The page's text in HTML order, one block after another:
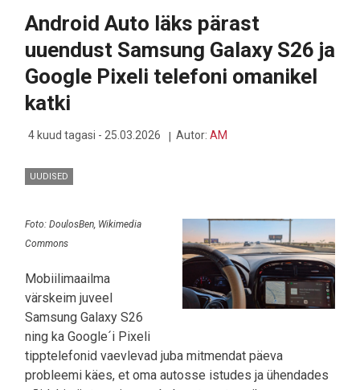
TÄHISTAB
JUUBELIT
TEHISARU
TORMITUULI
Android Auto läks pärast
uuendust Samsung Galaxy S26 ja
Google Pixeli telefoni omanikel
katki
4 kuud tagasi - 25.03.2026 Autor: AM
UUDISED
Foto: DoulosBen, Wikimedia
Commons
Mobiilimaailma
värskeim juveel
Samsung Galaxy S26
ning ka Google´i Pixeli
tipptelefonid vaevlevad juba mitmendat päeva
probleemi käes, et oma autosse istudes ja ühendades